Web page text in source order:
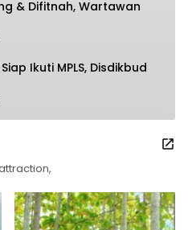
& Difitnah, Wartawan
MPLS, Disdikbud